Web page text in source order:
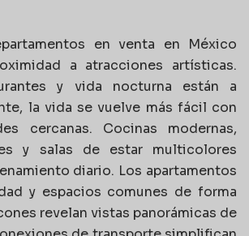
en venta en México
a atracciones artísticas.
y vida nocturna están a
la vida se vuelve más fácil con
cercanas. Cocinas modernas,
y salas de estar multicolores
diario. Los apartamentos
y espacios comunes de forma
revelan vistas panorámicas de